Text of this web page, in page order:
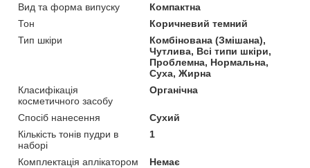
Вид та форма випуску
Компактна
Тон
Коричневий темний
Тип шкіри
Комбінована (Змішана),
Чутлива, Всі типи шкіри,
Проблемна, Нормальна,
Суха, Жирна
Класифікація
косметичного засобу
Органічна
Спосіб нанесення
Сухий
Кількість тонів пудри в
наборі
1
Комплектація аплікатором
Немає